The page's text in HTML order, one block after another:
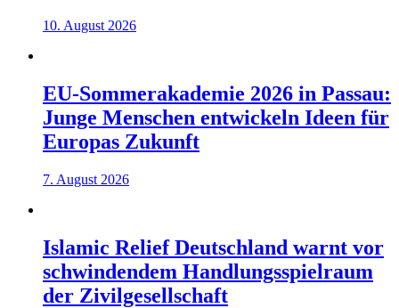
10. August 2026
EU-Sommerakademie 2026 in Passau:
Junge Menschen entwickeln Ideen für
Europas Zukunft
7. August 2026
Islamic Relief Deutschland warnt vor
schwindendem Handlungsspielraum
der Zivilgesellschaft